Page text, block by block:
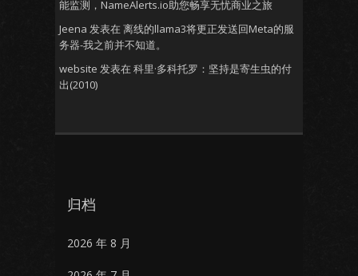
能监测，NameAlerts.io助您畅享无忧商业之旅
Jeena 发表在 离线的llama3将更正发送回Meta的服
务器-我之前并不知道。
website 发表在 科里·多科托罗：坚持是寄生虫的付
出(2010)
归档
2026 年 8 月